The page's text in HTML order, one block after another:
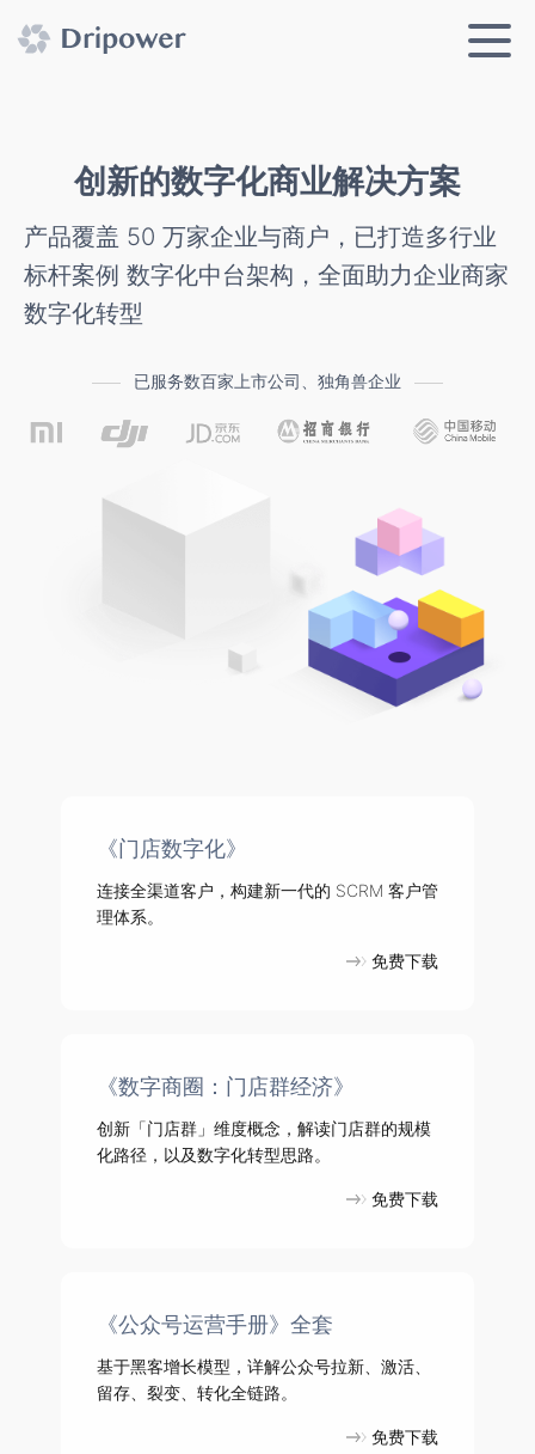
创新的数字化商业解决方案
产品覆盖 50 万家企业与商户，已打造多行业
标杆案例 数字化中台架构，全面助力企业商家
数字化转型
已服务数百家上市公司、独角兽企业
《门店数字化》
连接全渠道客户，构建新一代的 SCRM 客户管
理体系。
免费下载
《数字商圈：门店群经济》
创新「门店群」维度概念，解读门店群的规模
化路径，以及数字化转型思路。
免费下载
《公众号运营手册》全套
基于黑客增长模型，详解公众号拉新、激活、
留存、裂变、转化全链路。
免费下载